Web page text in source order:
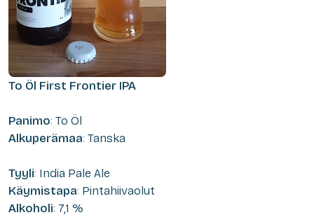
To Öl First Frontier IPA
Panimo: To Öl
Alkuperämaa: Tanska
Tyyli: India Pale Ale
Käymistapa: Pintahiivaolut
Alkoholi: 7,1 %